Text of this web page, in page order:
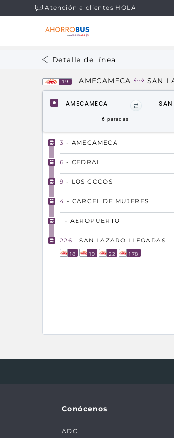
Atención a clientes HOLA
Detalle de línea
19 AMECAMECA SAN
AMECAMECA SAN
6 paradas
3 - AMECAMECA
6 - CEDRAL
9 - LOS COCOS
4 - CARCEL DE MUJERES
1 - AEROPUERTO
226 - SAN LAZARO LLEGADAS
18 19 22 178
Conócenos
ADO